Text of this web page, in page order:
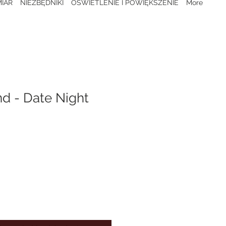
NIEZBĘDNIKI OŚWIETLENIE I POWIĘKSZENIE More
- Date Night